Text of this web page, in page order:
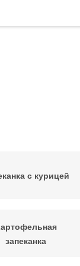
с курицей
запеканка